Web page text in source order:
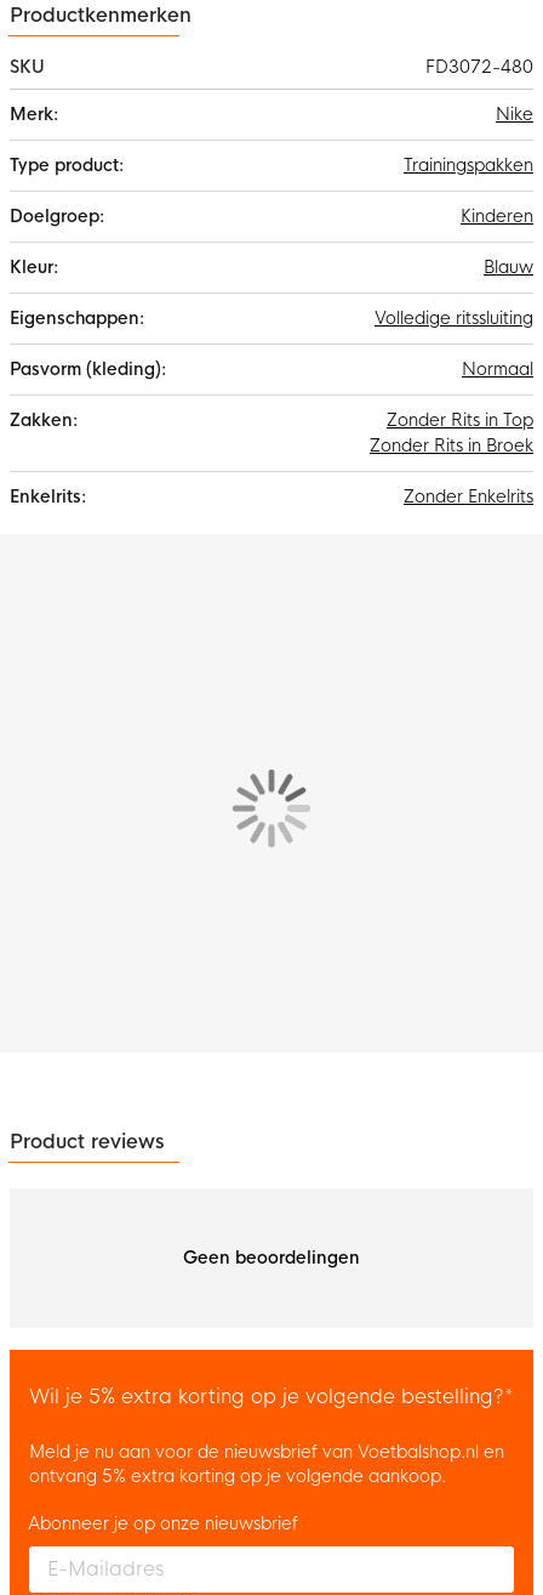
Productkenmerken
SKU
FD3072-480
informatie
Nike
Trainingspakken
Kinderen
Blauw
Volledige ritssluiting
Normaal
Zonder Rits in Top
Zonder Rits in Broek
Zonder Enkelrits
Product reviews
Geen beoordelingen
Wil je 5% extra korting op je volgende bestelling?*
Meld je nu aan voor de nieuwsbrief van Voetbalshop.nl en
ontvang 5% extra korting op je volgende aankoop.
Enter your email and accept the privacy policy to subscribe to
Abonneer je op onze nieuwsbrief